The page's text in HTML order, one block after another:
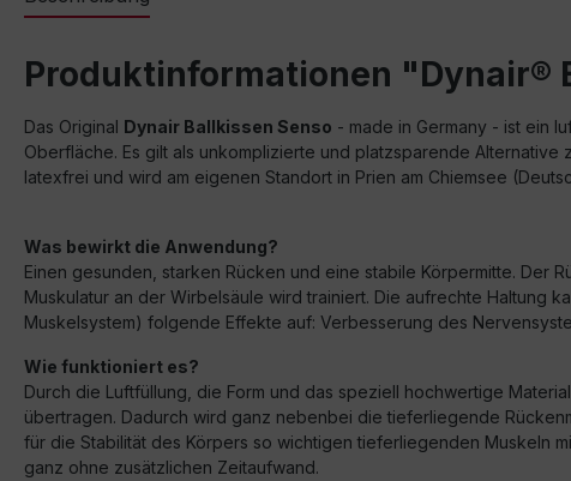
Produktinformationen "Dynair®
Das Original Dynair Ballkissen Senso - made in Germany - ist ein
Oberfläche. Es gilt als unkomplizierte und platzsparende
latexfrei und wird am eigenen Standort in Prien am Chiemsee
Was bewirkt die Anwendung?
Einen gesunden, starken Rücken und eine stabile Körpermitte. Der
Muskulatur an der Wirbelsäule wird trainiert. Die aufrechte Haltung
Muskelsystem) folgende Effekte auf: Verbesserung des
Wie funktioniert es?
Durch die Luftfüllung, die Form und das speziell hochwertige
übertragen. Dadurch wird ganz nebenbei die tieferliegende
für die Stabilität des Körpers so wichtigen tieferliegenden Muskeln
ganz ohne zusätzlichen Zeitaufwand.